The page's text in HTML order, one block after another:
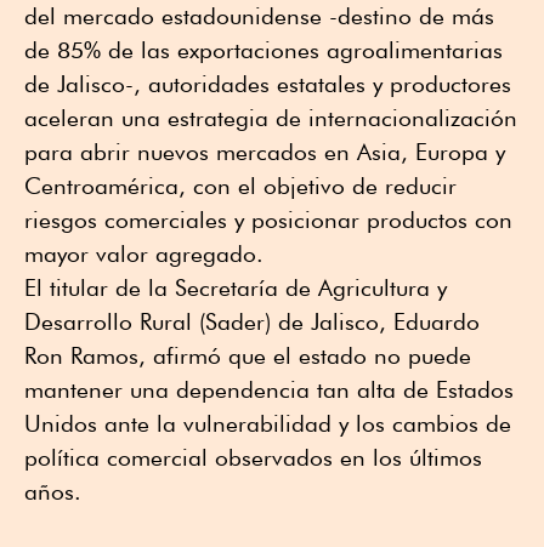
del mercado estadounidense -destino de más
de 85% de las exportaciones agroalimentarias
de Jalisco-, autoridades estatales y productores
aceleran una estrategia de internacionalización
para abrir nuevos mercados en Asia, Europa y
Centroamérica, con el objetivo de reducir
riesgos comerciales y posicionar productos con
mayor valor agregado.
El titular de la Secretaría de Agricultura y
Desarrollo Rural (Sader) de Jalisco, Eduardo
Ron Ramos, afirmó que el estado no puede
mantener una dependencia tan alta de Estados
Unidos ante la vulnerabilidad y los cambios de
política comercial observados en los últimos
años.